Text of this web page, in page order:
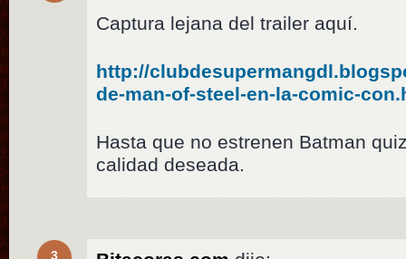
Captura lejana del trailer aquí.
http://
de-man-of-steel-en-la-comic-
Hasta que no estrenen Batman
calidad deseada.
3